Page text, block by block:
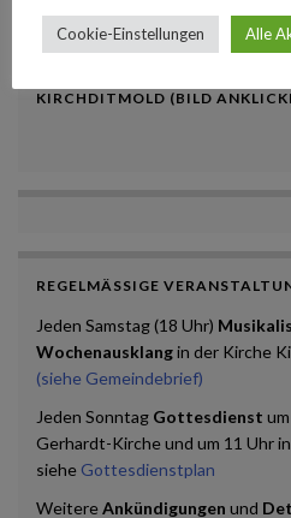
KIRCHDITMOLD (BILD
REGELMÄSSIGE
Jeden Samstag (18 Uhr)
Wochenausklangin der Kirche
(siehe Gemeindebrief)
Jeden Sonntag Gottesdienst
Gerhardt-Kirche und um 11 Uhr
siehe Gottesdienstplan
WeitereAnkündigungen und
Cookie-Einstellungen Alle